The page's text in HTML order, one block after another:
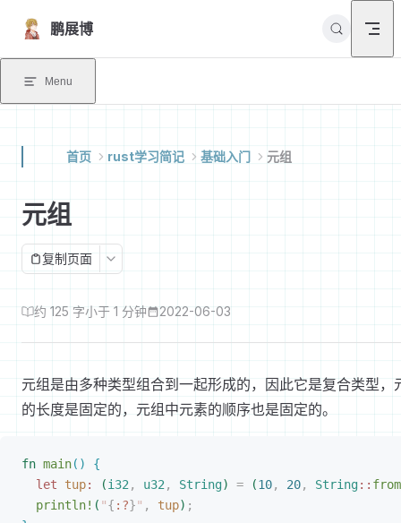
Skip to content
鹏展博
Menu
首页 rust学习简记 基础入门 元组
元组
复制页面
约 125 字小于 1 分钟 2022-06-03
元组是由多种类型组合到一起形成的，因此它是复合类型，
的长度是固定的，元组中元素的顺序也是固定的。
fn main( )
{
let tup: (i32 , u32 , String) = (10, 20, String:: from
println! ( "{ :?}" , tup) ;